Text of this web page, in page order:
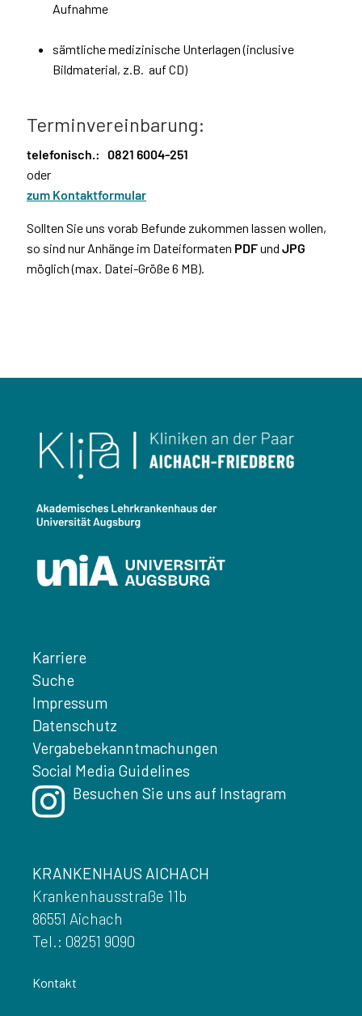
Aufnahme
sämtliche medizinische Unterlagen (inclusive
Bildmaterial, z.B. auf CD)
Terminvereinbarung:
telefonisch.: 0821 6004-251
oder
zum Kontaktformular
Sollten Sie uns vorab Befunde zukommen lassen wollen,
so sind nur Anhänge im Dateiformaten PDFund JPG
möglich (max. Datei-Größe 6 MB).
Karriere
Suche
Impressum
Datenschutz
Vergabebekanntmachungen
Social Media Guidelines
Besuchen Sie uns auf Instagram
KRANKENHAUS AICHACH
Krankenhausstraße 11b
86551 Aichach
Tel.: 08251 9090
Kontakt